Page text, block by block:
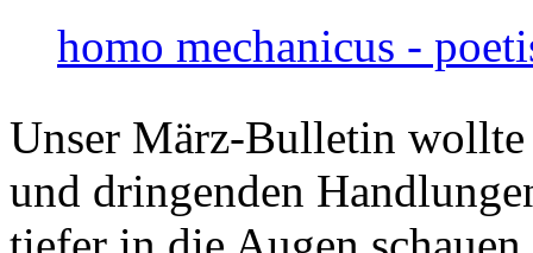
homo mechanicus -
Unser März-Bulletin
und dringenden